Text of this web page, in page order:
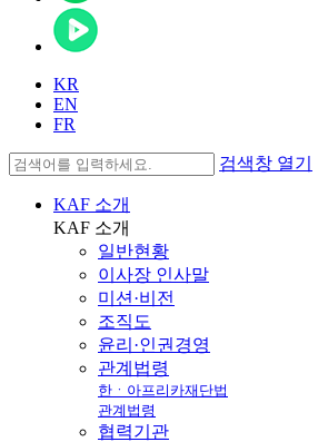
KR
EN
FR
검색창 열기
KAF 소개
KAF 소개
일반현황
이사장 인사말
미션·비전
조직도
윤리·인권경영
관계법령
한ㆍ아프리카재단법
관계법령
협력기관